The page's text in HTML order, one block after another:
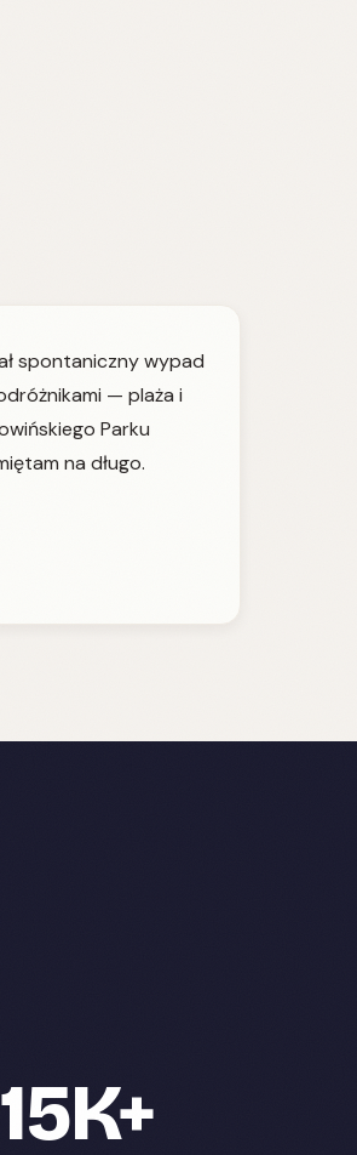
spontaniczny wypad
— plaża i
Parku
na długo.
15K+